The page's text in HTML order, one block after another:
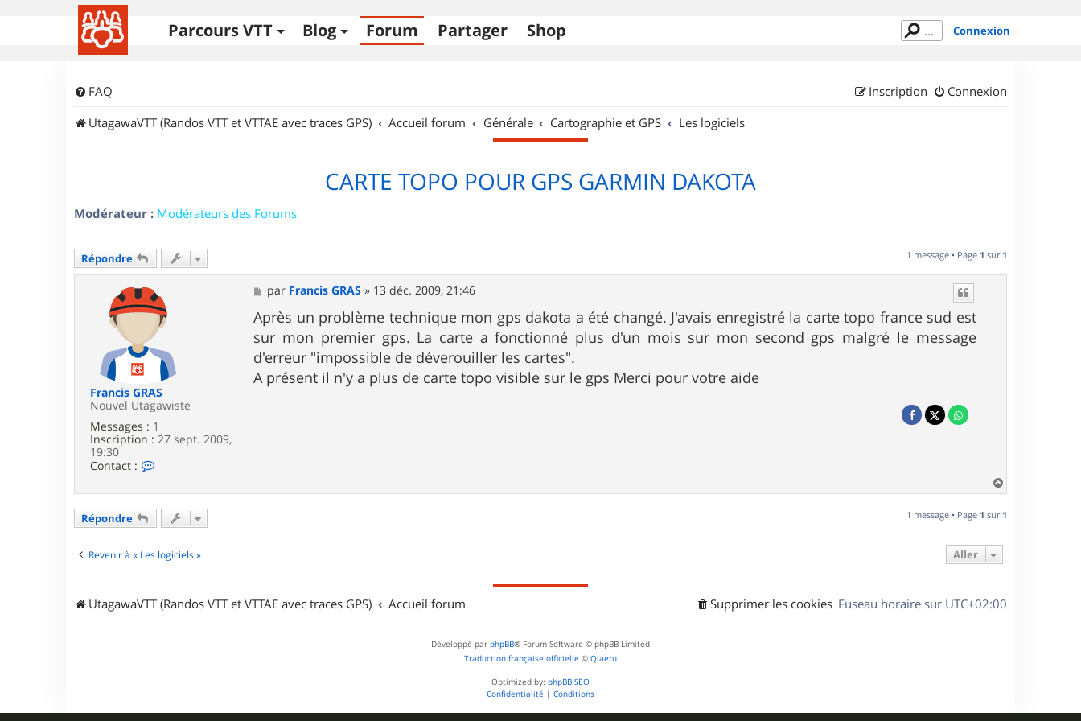
Parcours VTT Blog Forum Partager Shop Connexion
FAQ Connexion
Inscription
UtagawaVTT (Randos VTT et VTTAE avec traces GPS)
Accueil forum Générale Cartographie et GPS Les logiciels
CARTE TOPO POUR GPS GARMIN DAKOTA
Modérateur : Modérateurs des Forums
Répondre 1 message • Page 1 sur 1
Francis GRAS
Nouvel Utagawiste
Messages : 1
Inscription : 27 sept. 2009,
19:30
Contact :
c
e
a
M
e
s
s
a
g
e
par Francis GRAS » 13 déc. 2009, 21:46
Après un problème technique mon gps dakota a été changé. J'avais enregistré la carte topo france sud est
sur mon premier gps. La carte a fonctionné plus d'un mois sur mon second gps malgré le message
d'erreur "impossible de déverouiller les cartes".
A présent il n'y a plus de carte topo visible sur le gps Merci pour votre aide
a
t
Répondre 1 message • Page 1 sur 1
Revenir à « Les logiciels » Aller
UtagawaVTT (Randos VTT et VTTAE avec traces GPS) Accueil forum Fuseau horaire sur UTC+02:00
Supprimer les cookies
Développé par phpBB® Forum Software © phpBB Limited
Traduction française officielle © Qiaeru
Optimized by: phpBB SEO
Confidentialité | Conditions